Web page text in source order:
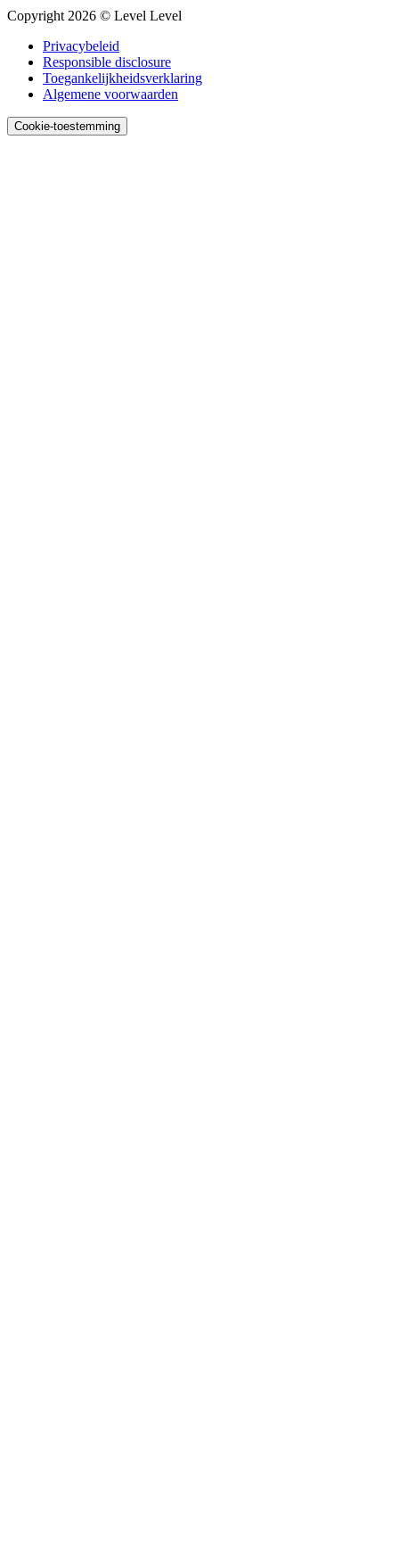
Copyright 2026 © Level Level
Privacybeleid
Responsible disclosure
Toegankelijk­heids­verklaring
Algemene voorwaarden
Cookie-toestemming